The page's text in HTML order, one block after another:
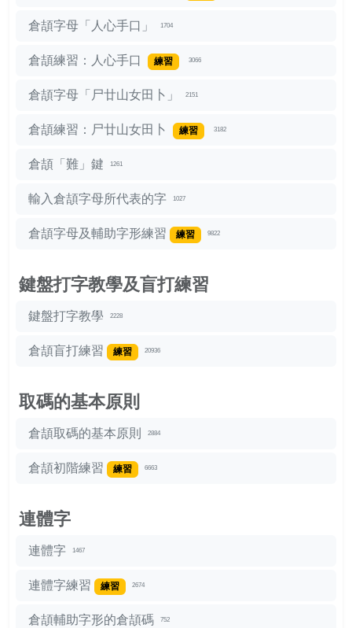
倉頡字母「人心手口」 1704
倉頡練習：人心手口 練習 3066
倉頡字母「尸廿山女田卜」 2151
倉頡練習：尸廿山女田卜 練習 3182
倉頡「難」鍵 1261
輸入倉頡字母所代表的字 1027
倉頡字母及輔助字形練習 練習 9822
鍵盤打字教學及盲打練習
鍵盤打字教學 2228
倉頡盲打練習 練習 20936
取碼的基本原則
倉頡取碼的基本原則 2884
倉頡初階練習 練習 6663
連體字
連體字 1467
連體字練習 練習 2674
倉頡輔助字形的倉頡碼 752